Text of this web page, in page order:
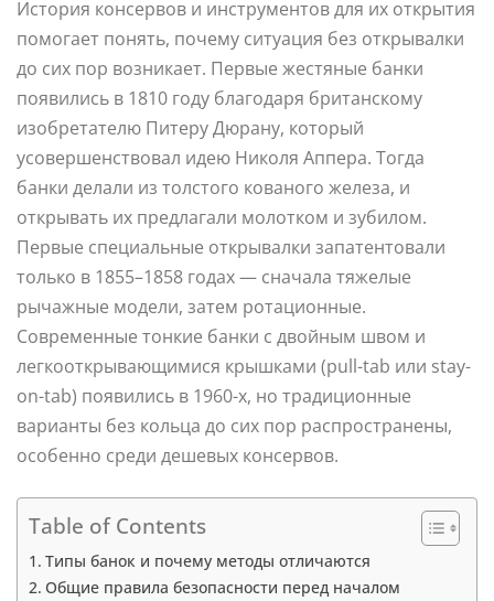
История консервов и инструментов для их открытия
помогает понять, почему ситуация без открывалки
до сих пор возникает. Первые жестяные банки
появились в 1810 году благодаря британскому
изобретателю Питеру Дюрану, который
усовершенствовал идею Николя Аппера. Тогда
банки делали из толстого кованого железа, и
открывать их предлагали молотком и зубилом.
Первые специальные открывалки запатентовали
только в 1855–1858 годах — сначала тяжелые
рычажные модели, затем ротационные.
Современные тонкие банки с двойным швом и
легкооткрывающимися крышками (pull-tab или stay-
on-tab) появились в 1960-х, но традиционные
варианты без кольца до сих пор распространены,
особенно среди дешевых консервов.
Table of Contents
Типы банок и почему методы отличаются
Общие правила безопасности перед началом